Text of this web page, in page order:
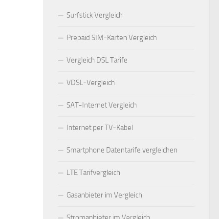
Surfstick Vergleich
Prepaid SIM-Karten Vergleich
Vergleich DSL Tarife
VDSL-Vergleich
SAT-Internet Vergleich
Internet per TV-Kabel
Smartphone Datentarife vergleichen
LTE Tarifvergleich
Gasanbieter im Vergleich